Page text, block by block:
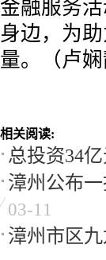
金融服务
身边，为
量。（卢娴
相关阅读:
总投资34
漳州公布
03-11
漳州市区